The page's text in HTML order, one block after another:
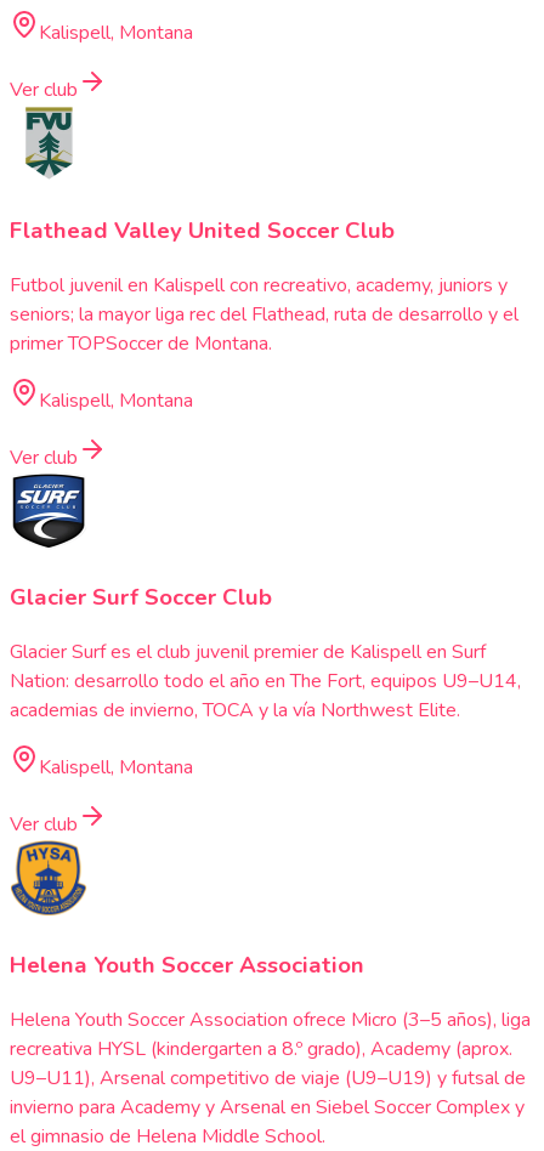
Kalispell, Montana
Ver club
Flathead Valley United Soccer Club
Futbol juvenil en Kalispell con recreativo, academy, juniors y
seniors; la mayor liga rec del Flathead, ruta de desarrollo y el
primer TOPSoccer de Montana.
Kalispell, Montana
Ver club
Glacier Surf Soccer Club
Glacier Surf es el club juvenil premier de Kalispell en Surf
Nation: desarrollo todo el año en The Fort, equipos U9–U14,
academias de invierno, TOCA y la vía Northwest Elite.
Kalispell, Montana
Ver club
Helena Youth Soccer Association
Helena Youth Soccer Association ofrece Micro (3–5 años), liga
recreativa HYSL (kindergarten a 8.º grado), Academy (aprox.
U9–U11), Arsenal competitivo de viaje (U9–U19) y futsal de
invierno para Academy y Arsenal en Siebel Soccer Complex y
el gimnasio de Helena Middle School.